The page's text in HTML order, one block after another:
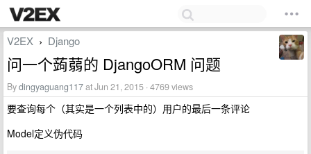
V2EX › Django
问一个蒟蒻的 DjangoORM 问题
Bydingyaguang117at Jun 21, 2015 · 4769 views
要查询每个（其实是一个列表中的）用户的最后一条评论
Model定义伪代码